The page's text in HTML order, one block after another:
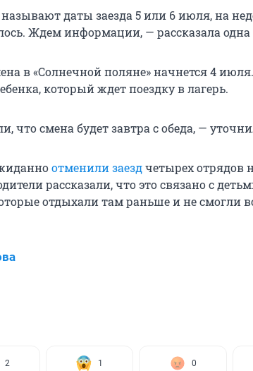
даты заезда 5 или 6 июля, на
Ждем информации, — рассказала
в «Солнечной поляне» начнется 4
который ждет поездку в лагерь.
что смена будет завтра с обеда, —
отменили заездчетырех отрядов
рассказали, что это связано с
отдыхали там раньше и не смогли
2 1 0